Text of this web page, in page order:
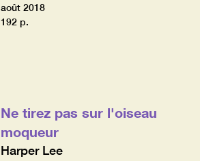
août 2018
192 p.
Ne tirez pas sur l'oiseau
moqueur
Harper Lee